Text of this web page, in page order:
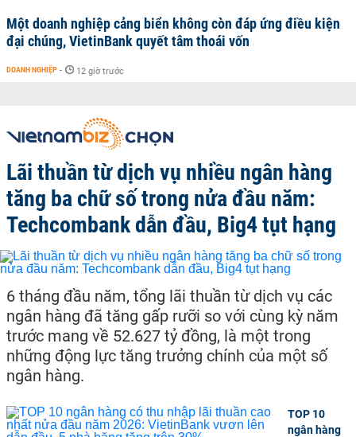
Một doanh nghiệp cảng biển không còn đáp ứng điều kiện
đại chúng, VietinBank quyết tâm thoái vốn
DOANH NGHIỆP - 12 giờ trước
Lãi thuần từ dịch vụ nhiều ngân hàng
tăng ba chữ số trong nửa đầu năm:
Techcombank dẫn đầu, Big4 tụt hạng
6 tháng đầu năm, tổng lãi thuần từ dịch vụ các
ngân hàng đã tăng gấp rưỡi so với cùng kỳ năm
trước mang về 52.627 tỷ đồng, là một trong
những động lực tăng trưởng chính của một số
ngân hàng.
TOP 10
ngân hàng